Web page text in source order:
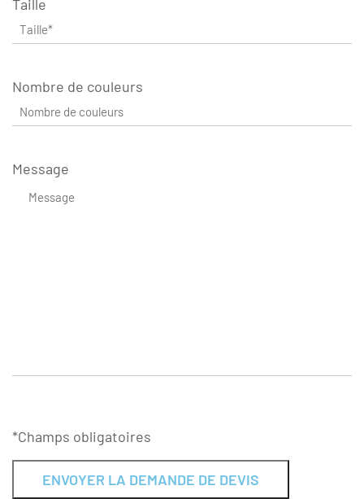
Taille
Nombre de couleurs
Message
*Champs obligatoires